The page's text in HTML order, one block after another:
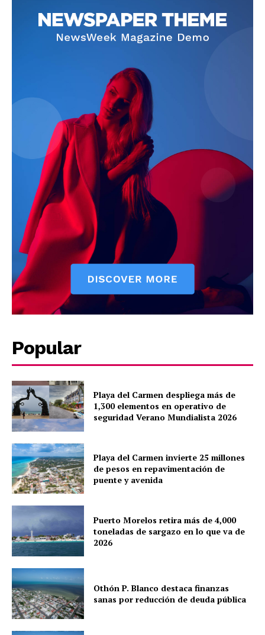
SUBSCRIBE NOW
Company
Contact us
Subscription Plans
My account
Quintana Roo
Cancún
Chetumal
Playa del Carmen
Puerto Morelos
Popular
Playa del Carmen despliega más de
1,300 elementos en operativo de
seguridad Verano Mundialista 2026
Playa del Carmen invierte 25 millones
de pesos en repavimentación de
puente y avenida
Puerto Morelos retira más de 4,000
toneladas de sargazo en lo que va de
2026
Othón P. Blanco destaca finanzas
sanas por reducción de deuda pública